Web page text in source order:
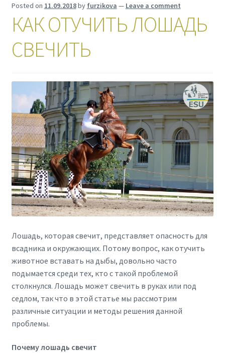
Posted on 11.09.2018by furzikova — Leave a comment
КАК ОТУЧИТЬ ЛОШАДЬ
СВЕЧИТЬ
Лошадь, которая свечит, представляет опасность для
всадника и окружающих. Потому вопрос, как отучить
животное вставать на дыбы, довольно часто
подымается среди тех, кто с такой проблемой
столкнулся. Лошадь может свечить в руках или под
седлом, так что в этой статье мы рассмотрим
различные ситуации и методы решения данной
проблемы.
Почему лошадь свечит